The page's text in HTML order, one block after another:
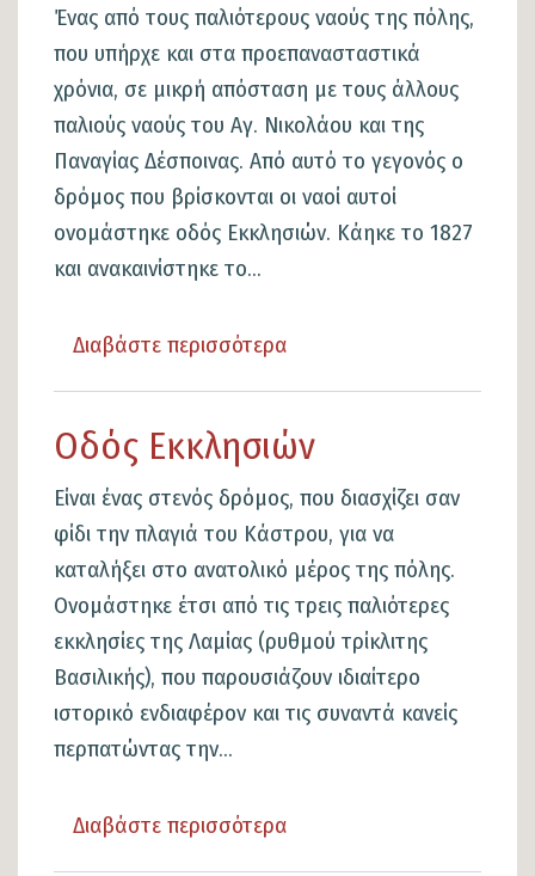
Νικολάου
Ένας από τους παλιότερους ναούς της πόλης,
που υπήρχε και στα προεπανασταστικά
χρόνια, σε μικρή απόσταση με τους άλλους
παλιούς ναούς του Αγ. Νικολάου και της
Παναγίας Δέσποινας. Από αυτό το γεγονός ο
δρόμος που βρίσκονται οι ναοί αυτοί
ονομάστηκε οδός Εκκλησιών. Κάηκε το 1827
και ανακαινίστηκε το...
Διαβάστε περισσότερα
Αγίων
Θεοδώρων
Οδός Εκκλησιών
Είναι ένας στενός δρόμος, που διασχίζει σαν
φίδι την πλαγιά του Κάστρου, για να
καταλήξει στο ανατολικό μέρος της πόλης.
Ονομάστηκε έτσι από τις τρεις παλιότερες
εκκλησίες της Λαμίας (ρυθμού τρίκλιτης
Βασιλικής), που παρουσιάζουν ιδιαίτερο
ιστορικό ενδιαφέρον και τις συναντά κανείς
περπατώντας την...
Διαβάστε περισσότερα